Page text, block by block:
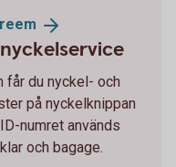
får du nyckel- och
på nyckelknippan
numret används
och bagage.